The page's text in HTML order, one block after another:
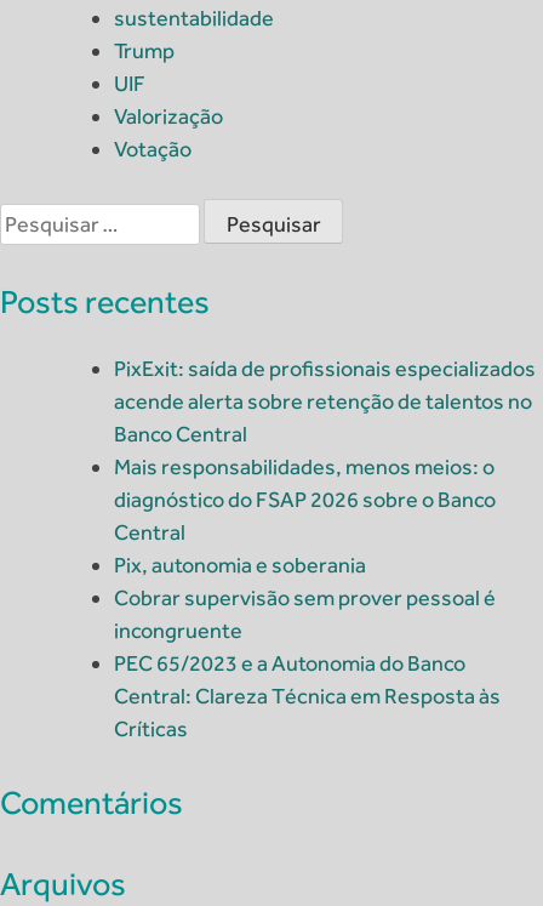
sustentabilidade
Trump
UIF
Valorização
Votação
Pesquisar
por:
Posts recentes
PixExit: saída de profissionais especializados
acende alerta sobre retenção de talentos no
Banco Central
Mais responsabilidades, menos meios: o
diagnóstico do FSAP 2026 sobre o Banco
Central
Pix, autonomia e soberania
Cobrar supervisão sem prover pessoal é
incongruente
PEC 65/2023 e a Autonomia do Banco
Central: Clareza Técnica em Resposta às
Críticas
Comentários
Arquivos